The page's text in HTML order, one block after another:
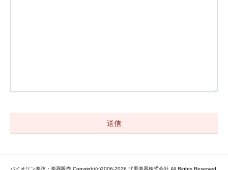
バイオリン楽弦・楽器販売 Copyright(c)2006-2026 北里楽器株式会社 All Rights Reserved.